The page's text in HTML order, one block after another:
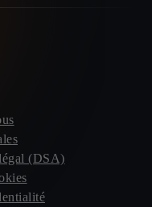
(DSA)